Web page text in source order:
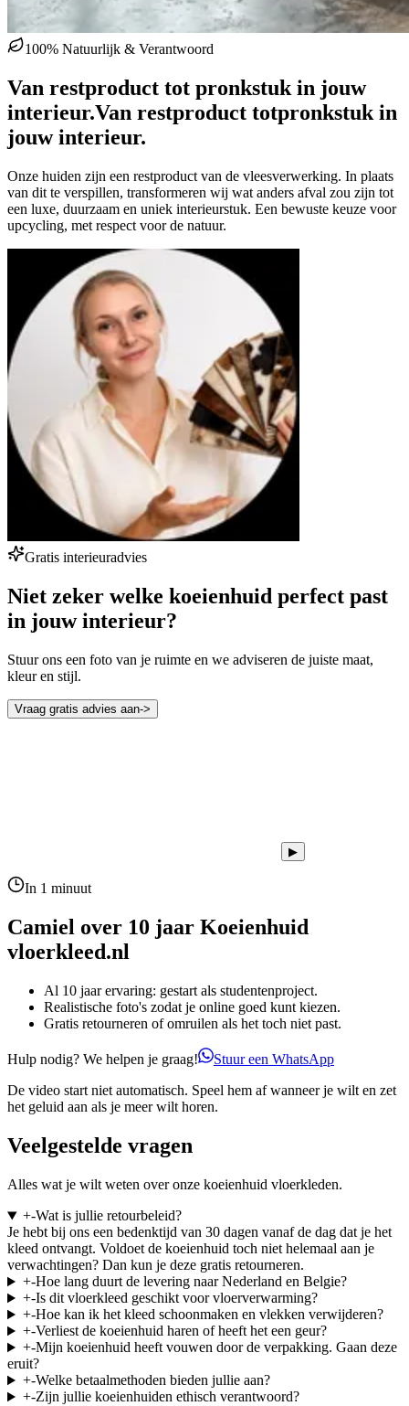
100% Natuurlijk & Verantwoord
Van restproduct tot pronkstuk in jouw
interieur.Van restproduct totpronkstuk in
jouw interieur.
Onze huiden zijn een restproduct van de vleesverwerking. In plaats
van dit te verspillen, transformeren wij wat anders afval zou zijn tot
een luxe, duurzaam en uniek interieurstuk. Een bewuste keuze voor
upcycling, met respect voor de natuur.
Gratis interieuradvies
Niet zeker welke koeienhuid perfect past
in jouw interieur?
Stuur ons een foto van je ruimte en we adviseren de juiste maat,
kleur en stijl.
Vraag gratis advies aan->
▶
In 1 minuut
Camiel over 10 jaar Koeienhuid
vloerkleed.nl
Al 10 jaar ervaring: gestart als studentenproject.
Realistische foto's zodat je online goed kunt kiezen.
Gratis retourneren of omruilen als het toch niet past.
Hulp nodig? We helpen je graag!
Stuur een WhatsApp
De video start niet automatisch. Speel hem af wanneer je wilt en zet
het geluid aan als je meer wilt horen.
Veelgestelde vragen
Alles wat je wilt weten over onze koeienhuid vloerkleden.
+-Wat is jullie retourbeleid?
Je hebt bij ons een bedenktijd van 30 dagen vanaf de dag dat je het
kleed ontvangt. Voldoet de koeienhuid toch niet helemaal aan je
verwachtingen? Dan kun je deze gratis retourneren.
+-Hoe lang duurt de levering naar Nederland en Belgie?
+-Is dit vloerkleed geschikt voor vloerverwarming?
+-Hoe kan ik het kleed schoonmaken en vlekken verwijderen?
+-Verliest de koeienhuid haren of heeft het een geur?
+-Mijn koeienhuid heeft vouwen door de verpakking. Gaan deze
eruit?
+-Welke betaalmethoden bieden jullie aan?
+-Zijn jullie koeienhuiden ethisch verantwoord?